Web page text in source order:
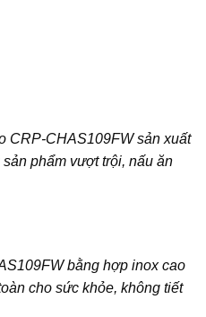
CRP-CHAS109FW sản xuất
phẩm vượt trội, nấu ăn
bằng hợp inox cao
cho sức khỏe, không tiết